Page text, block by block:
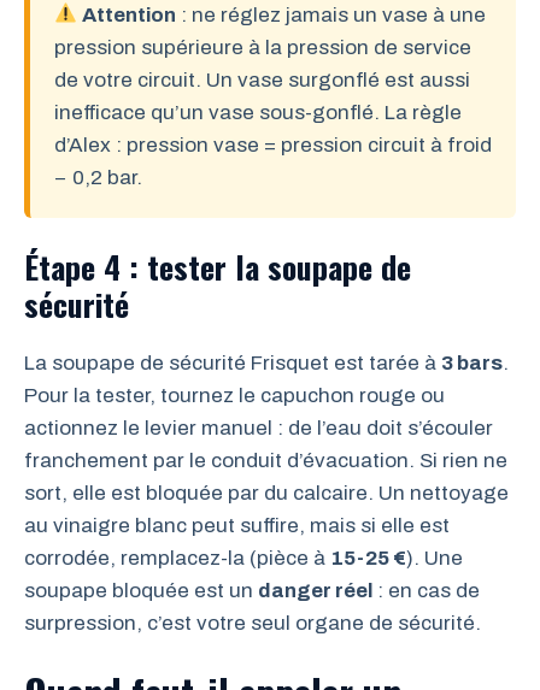
Attention : ne réglez jamais un vase à une
pression supérieure à la pression de service
de votre circuit. Un vase surgonflé est aussi
inefficace qu’un vase sous-gonflé. La règle
d’Alex : pression vase = pression circuit à froid
− 0,2 bar.
Étape 4 : tester la soupape de
sécurité
La soupape de sécurité Frisquet est tarée à 3 bars.
Pour la tester, tournez le capuchon rouge ou
actionnez le levier manuel : de l’eau doit s’écouler
franchement par le conduit d’évacuation. Si rien ne
sort, elle est bloquée par du calcaire. Un nettoyage
au vinaigre blanc peut suffire, mais si elle est
corrodée, remplacez-la (pièce à 15-25 €). Une
soupape bloquée est un danger réel : en cas de
surpression, c’est votre seul organe de sécurité.